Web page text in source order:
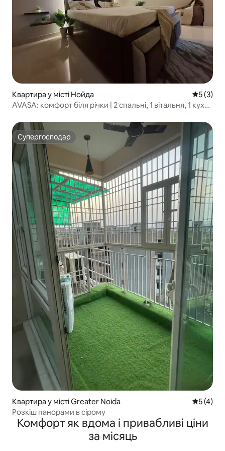
Квартира у місті Нойда Середня
5 (3)
​AVASA: комфорт біля річки | 2 спальні, 1 вітальня, 1 кухня
Супергосподар
Супергосподар
Квартира у місті Greater Noida Середня
5 (4)
Розкіш панорами в сірому
Комфорт як вдома і привабливі ціни
за місяць